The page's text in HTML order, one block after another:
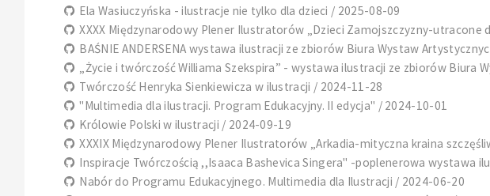
Ela Wasiuczyńska - ilustracje nie tylko dla dzieci / 2025-08-09
XXXX Międzynarodowy Plener Ilustratorów „Dzieci Zamojszczyzny-utracone
BAŚNIE ANDERSENA wystawa ilustracji ze zbiorów Biura Wystaw
„Życie i twórczość Williama Szekspira” - wystawa ilustracji ze zbiorów Biura
Twórczość Henryka Sienkiewicza w ilustracji / 2024-11-28
"Multimedia dla ilustracji. Program Edukacyjny. II edycja" / 2024-10-01
Królowie Polski w ilustracji / 2024-09-19
XXXIX Międzynarodowy Plener Ilustratorów „Arkadia-mityczna kraina
Inspiracje Twórczością ,,Isaaca Bashevica Singera" -poplenerowa wystawa
Nabór do Programu Edukacyjnego. Multimedia dla Ilustracji / 2024-06-20